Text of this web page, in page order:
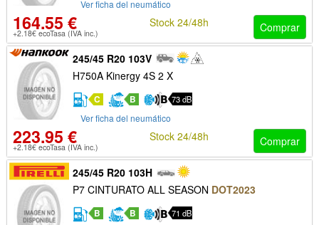
Ver ficha del neumático
164.55 €
+2.18€ ecoTasa (IVA inc.) Comprar
Stock 24/48h
245/45 R20 103V
H750A Kinergy 4S 2 X
C B 73 dB
Ver ficha del neumático
223.95 €
+2.18€ ecoTasa (IVA inc.) Comprar
Stock 24/48h
245/45 R20 103H
P7 CINTURATO ALL SEASON DOT2023
B B 71 dB